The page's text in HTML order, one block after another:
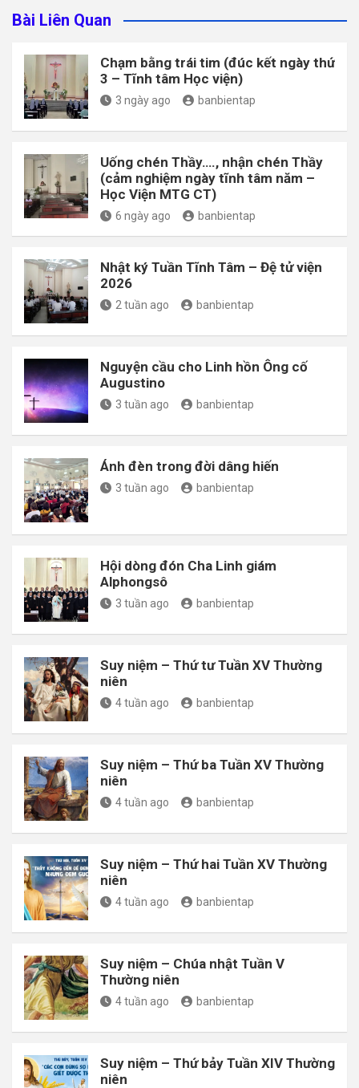
Bài Liên Quan
Chạm bằng trái tim (đúc kết ngày thứ
3 – Tĩnh tâm Học viện)
3 ngày ago banbientap
Uống chén Thầy…., nhận chén Thầy
(cảm nghiệm ngày tĩnh tâm năm –
Học Viện MTG CT)
6 ngày ago banbientap
Nhật ký Tuần Tĩnh Tâm – Đệ tử viện
2026
2 tuần ago banbientap
Nguyện cầu cho Linh hồn Ông cố
Augustino
3 tuần ago banbientap
Ánh đèn trong đời dâng hiến
3 tuần ago banbientap
Hội dòng đón Cha Linh giám
Alphongsô
3 tuần ago banbientap
Suy niệm – Thứ tư Tuần XV Thường
niên
4 tuần ago banbientap
Suy niệm – Thứ ba Tuần XV Thường
niên
4 tuần ago banbientap
Suy niệm – Thứ hai Tuần XV Thường
niên
4 tuần ago banbientap
Suy niệm – Chúa nhật Tuần V
Thường niên
4 tuần ago banbientap
Suy niệm – Thứ bảy Tuần XIV Thường
niên